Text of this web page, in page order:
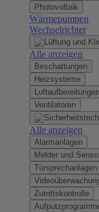
Photovoltaik
Wärmepumpen
Wechselrichter
Alle anzeigen
Beschattungen
Heizsysteme
Luftaufbereitungen
Ventilatoren
Alle anzeigen
Alarmanlagen
Melder und
Türsprechanlagen
Zutrittskontrolle